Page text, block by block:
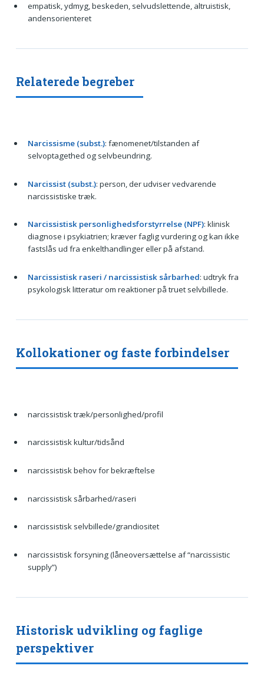
empatisk, ydmyg, beskeden, selvudslettende, altruistisk,
andensorienteret
Relaterede begreber
Narcissisme (subst.): fænomenet/tilstanden af
selvoptagethed og selvbeundring.
Narcissist (subst.): person, der udviser vedvarende
narcissistiske træk.
Narcissistisk personlighedsforstyrrelse (NPF): klinisk
diagnose i psykiatrien; kræver faglig vurdering og kan ikke
fastslås ud fra enkelthandlinger eller på afstand.
Narcissistisk raseri / narcissistisk sårbarhed: udtryk fra
psykologisk litteratur om reaktioner på truet selvbillede.
Kollokationer og faste forbindelser
narcissistisk træk/personlighed/profil
narcissistisk kultur/tidsånd
narcissistisk behov for bekræftelse
narcissistisk sårbarhed/raseri
narcissistisk selvbillede/grandiositet
narcissistisk forsyning (låneoversættelse af “narcissistic
supply”)
Historisk udvikling og faglige
perspektiver